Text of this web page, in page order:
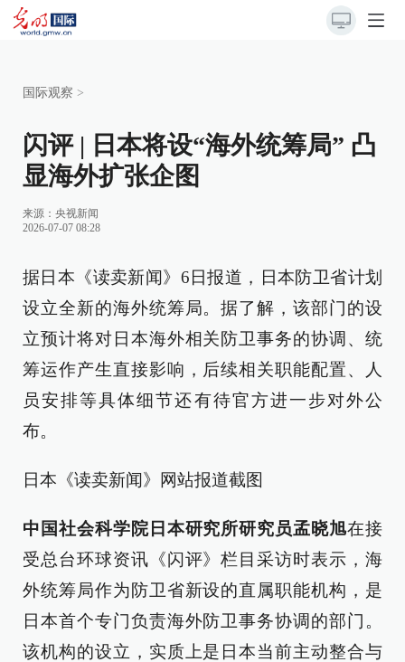
国际观察 >
闪评 | 日本将设“海外统筹局” 凸
显海外扩张企图
来源： 央视新闻
2026-07-07 08:28
据日本《读卖新闻》6日报道，日本防卫省计划
设立全新的海外统筹局。据了解，该部门的设
立预计将对日本海外相关防卫事务的协调、统
筹运作产生直接影响，后续相关职能配置、人
员安排等具体细节还有待官方进一步对外公
布。
日本《读卖新闻》网站报道截图
中国社会科学院日本研究所研究员孟晓旭在接
受总台环球资讯《闪评》栏目采访时表示，海
外统筹局作为防卫省新设的直属职能机构，是
日本首个专门负责海外防卫事务协调的部门。
该机构的设立，实质上是日本当前主动整合与